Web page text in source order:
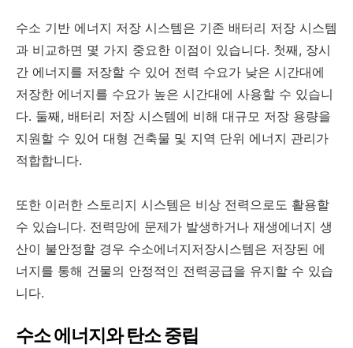
수소 기반 에너지 저장 시스템은 기존 배터리 저장 시스템
과 비교하면 몇 가지 중요한 이점이 있습니다. 첫째, 장시
간 에너지를 저장할 수 있어 전력 수요가 낮은 시간대에
저장한 에너지를 수요가 높은 시간대에 사용할 수 있습니
다. 둘째, 배터리 저장 시스템에 비해 대규모 저장 용량을
지원할 수 있어 대형 건축물 및 지역 단위 에너지 관리가
적합합니다.
또한 이러한 스토리지 시스템은 비상 전력으로도 활용할
수 있습니다. 전력망에 문제가 발생하거나 재생에너지 생
산이 불안정할 경우 수소에너지저장시스템은 저장된 에
너지를 통해 건물의 안정적인 전력공급을 유지할 수 있습
니다.
수소 에너지와 탄소 중립